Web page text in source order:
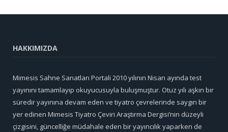
HAKKIMIZDA
Mimesis Sahne Sanatları Portali 2010 yılının Nisan ayında test
yayınını tamamlayıp okuyucusuyla buluşmuştur. Otuz yılı aşkın bir
süredir yayınına devam eden ve tiyatro çevrelerinde saygın bir
yer edinen Mimesis Tiyatro Çeviri Araştırma Dergisi’nin düzeyli
çizgisini, güncelliğe müdahale eden bir yayıncılık yaparken de